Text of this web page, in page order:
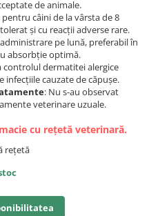
de animale.
câini de la vârsta de 8
și cu reacții adverse rare.
pe lună, preferabil în
absorbție optimă.
controlul dermatitei alergice
infecțiile cauzate de căpușe.
: Nu s-au observat
veterinare uzuale.
cu rețetă veterinară.
rețetă